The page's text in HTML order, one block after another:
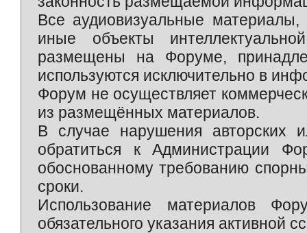
Все аудиовизуальные
иные объекты
размещены на Форуме,
используются исключительно в
Форум не осуществляет
из размещённых материалов.
В случае нарушения авторских
обратиться к Администрации
обоснованному требованию
сроки.
Использование материалов
обязательного указания активной